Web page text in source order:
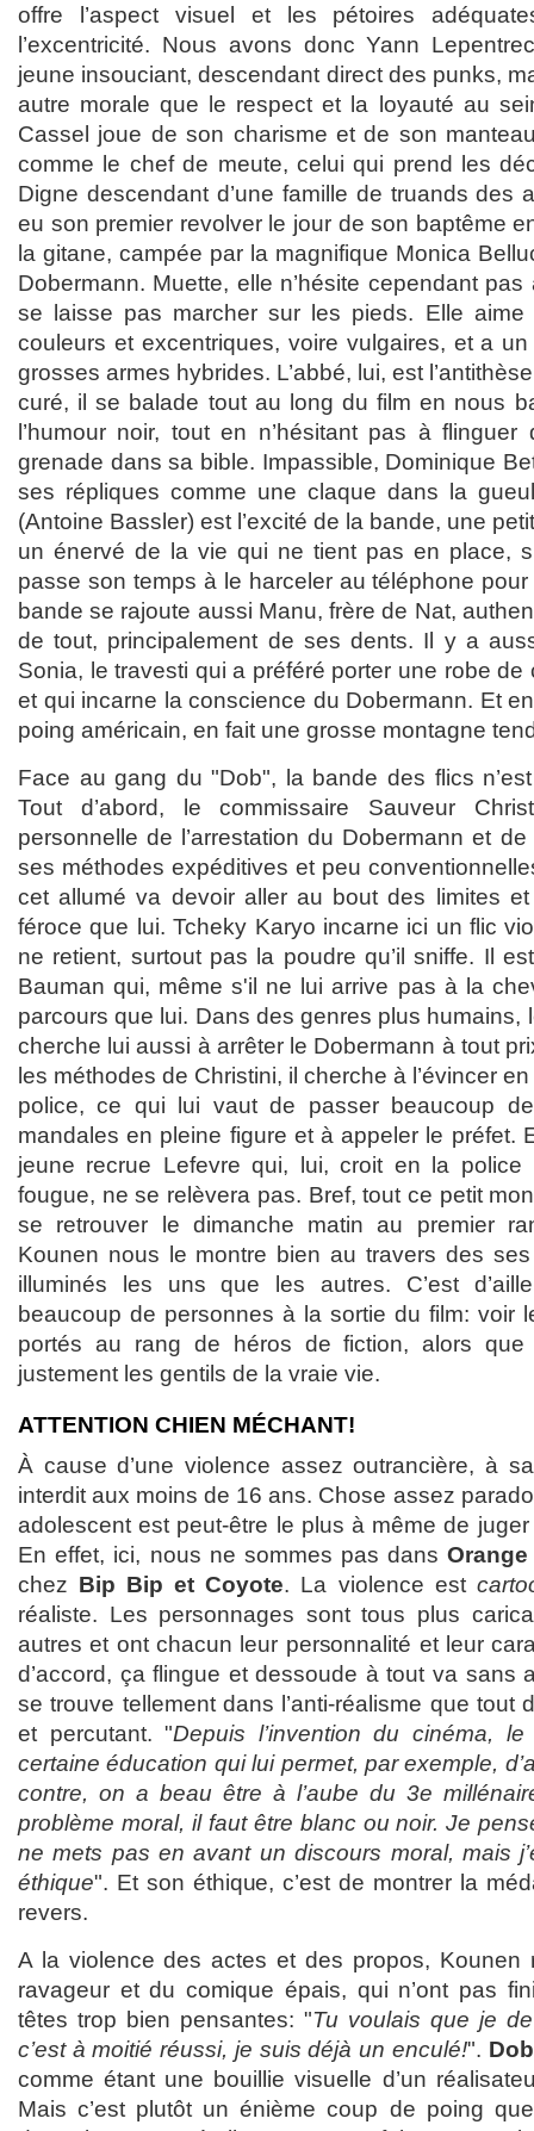
offre l’aspect visuel et les pétoires
l’excentricité. Nous avons donc Yann
jeune insouciant, descendant direct des punks,
autre morale que le respect et la loyauté au
Cassel joue de son charisme et de son
comme le chef de meute, celui qui prend les
Digne descendant d’une famille de truands des
eu son premier revolver le jour de son baptême
la gitane, campée par la magnifique Monica
Dobermann. Muette, elle n’hésite cependant
se laisse pas marcher sur les pieds. Elle
couleurs et excentriques, voire vulgaires, et a
grosses armes hybrides. L’abbé, lui, est
curé, il se balade tout au long du film en nous
l’humour noir, tout en n’hésitant pas à
grenade dans sa bible. Impassible, Dominique
ses répliques comme une claque dans la
(Antoine Bassler) est l’excité de la bande, une
un énervé de la vie qui ne tient pas en place,
passe son temps à le harceler au téléphone
bande se rajoute aussi Manu, frère de Nat,
de tout, principalement de ses dents. Il y a
Sonia, le travesti qui a préféré porter une robe de
et qui incarne la conscience du Dobermann. Et
poing américain, en fait une grosse montagne
Face au gang du "Dob", la bande des flics
Tout d’abord, le commissaire Sauveur
personnelle de l’arrestation du Dobermann et
ses méthodes expéditives et peu
cet allumé va devoir aller au bout des limites
féroce que lui. Tcheky Karyo incarne ici un flic
ne retient, surtout pas la poudre qu’il sniffe. Il
Bauman qui, même s'il ne lui arrive pas à la
parcours que lui. Dans des genres plus humains,
cherche lui aussi à arrêter le Dobermann à tout
les méthodes de Christini, il cherche à l’évincer
police, ce qui lui vaut de passer beaucoup
mandales en pleine figure et à appeler le préfet.
jeune recrue Lefevre qui, lui, croit en la
fougue, ne se relèvera pas. Bref, tout ce petit
se retrouver le dimanche matin au premier
Kounen nous le montre bien au travers des
illuminés les uns que les autres. C’est
beaucoup de personnes à la sortie du film: voir
portés au rang de héros de fiction, alors que
justement les gentils de la vraie vie.
ATTENTION CHIEN MÉCHANT!
À cause d’une violence assez outrancière, à
interdit aux moins de 16 ans. Chose assez
adolescent est peut-être le plus à même de
En effet, ici, nous ne sommes pas dans
chez Bip Bip et Coyote. La violence est
réaliste. Les personnages sont tous plus
autres et ont chacun leur personnalité et leur
d’accord, ça flingue et dessoude à tout va sans
se trouve tellement dans l’anti-réalisme que tout
et percutant. "Depuis l’invention du cinéma,
certaine éducation qui lui permet, par exemple,
contre, on a beau être à l’aube du 3e
problème moral, il faut être blanc ou noir. Je
ne mets pas en avant un discours moral, mais
éthique". Et son éthique, c’est de montrer la
revers.
A la violence des actes et des propos, Kounen
ravageur et du comique épais, qui n’ont pas
têtes trop bien pensantes: "Tu voulais que je
c’est à moitié réussi, je suis déjà un enculé!".
comme étant une bouillie visuelle d’un
Mais c’est plutôt un énième coup de poing